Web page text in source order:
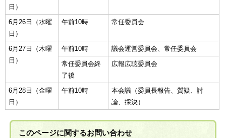
日）
6月26日（水曜
日）
午前10時 常任委員会
6月27日（木曜
日）
午前10時
議会運営委員会、常任委員会
常任委員会終
了後
広報広聴委員会
6月28日（金曜
日）
午前10時
本会議（委員長報告、質疑、討
論、採決）
このページに関するお問い合わせ